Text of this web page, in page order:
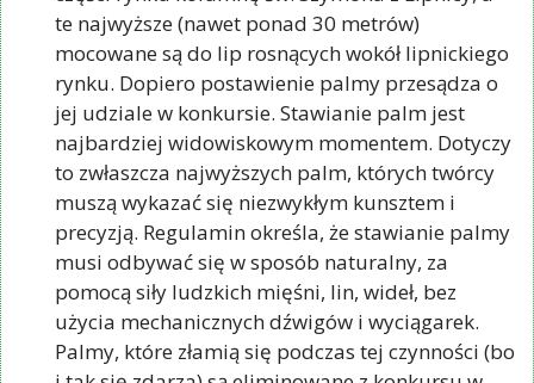
te najwyższe (nawet ponad 30 metrów)
mocowane są do lip rosnących wokół lipnickiego
rynku. Dopiero postawienie palmy przesądza o
jej udziale w konkursie. Stawianie palm jest
najbardziej widowiskowym momentem. Dotyczy
to zwłaszcza najwyższych palm, których twórcy
muszą wykazać się niezwykłym kunsztem i
precyzją. Regulamin określa, że stawianie palmy
musi odbywać się w sposób naturalny, za
pomocą siły ludzkich mięśni, lin, wideł, bez
użycia mechanicznych dźwigów i wyciągarek.
Palmy, które złamią się podczas tej czynności (bo